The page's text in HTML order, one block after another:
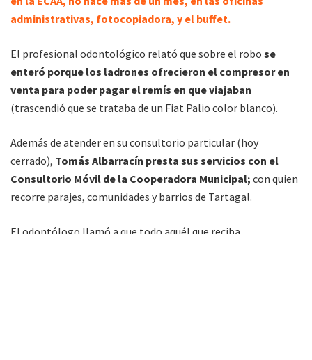
administrativas, fotocopiadora, y el buffet.
El profesional odontológico relató que sobre el robo se
enteró porque los ladrones ofrecieron el compresor en
venta para poder pagar el remís en que viajaban
(trascendió que se trataba de un Fiat Palio color blanco).
Además de atender en su consultorio particular (hoy
cerrado), Tomás Albarracín presta sus servicios con el
Consultorio Móvil de la Cooperadora Municipal; con quien
recorre parajes, comunidades y barrios de Tartagal.
El odontólogo llamó a que todo aquél que reciba